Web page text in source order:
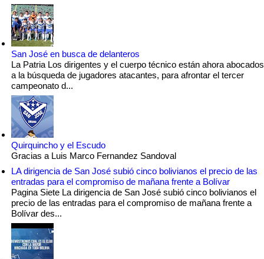
San José en busca de delanteros
La Patria Los dirigentes y el cuerpo técnico están ahora abocados
a la búsqueda de jugadores atacantes, para afrontar el tercer
campeonato d...
Quirquincho y el Escudo
Gracias a Luis Marco Fernandez Sandoval
LA dirigencia de San José subió cinco bolivianos el precio de las
entradas para el compromiso de mañana frente a Bolívar
Pagina Siete La dirigencia de San José subió cinco bolivianos el
precio de las entradas para el compromiso de mañana frente a
Bolívar des...